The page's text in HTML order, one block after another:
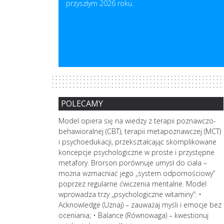
przyszłym 2026 roku.
o nowoczesnej edukacji.
z jego wypaczoną wersją – krytyką, oceną lub
rozproszenia uwagi?
inwestowania pozwala lepiej
POLECAMY
Model opiera się na wiedzy z terapii poznawczo-
behawioralnej (CBT), terapii metapoznawczej (MCT)
i psychoedukacji, przekształcając skomplikowane
koncepcje psychologiczne w proste i przystępne
metafory. Brorson porównuje umysł do ciała –
można wzmacniać jego „system odpornościowy”
poprzez regularne ćwiczenia mentalne. Model
wprowadza trzy „psychologiczne witaminy”: •
Acknowledge (Uznaj) – zauważaj myśli i emocje bez
oceniania; • Balance (Równowaga) – kwestionuj